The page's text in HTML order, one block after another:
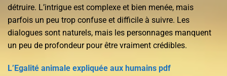
détruire. L’intrigue est complexe et bien menée, mais
parfois un peu trop confuse et difficile à suivre. Les
dialogues sont naturels, mais les personnages manquent
un peu de profondeur pour être vraiment crédibles.
L’Egalité animale expliquée aux humains pdf